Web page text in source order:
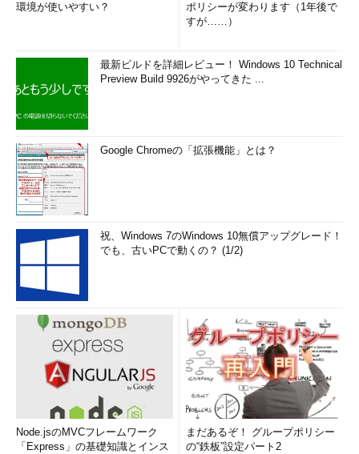
画面2Windows Server 2019 EssentialsのISOメディアは
製品版と評価版でおそらく共通。評価用のプロダクトキーを
版から製品版への移行には非対応）
逆に、製品版メディアを評価版としてインストールすることも
月かかったのかもしれません。
ちなみに、評価版としてインストールされたWindows Server
2019 Essentialsは、Windows Server 2019 Essentials製品版のプ
ロダクトキーを使用して製品版に移行することはできません。
Standardエディションの製品版プロダクトキーを使用して、
Windows Server 2019 Standardにアップグレードすることは可
能です。
一方、さらに時間がかかったWindows Server 2019評価版は、
プロダクトキーの入力が求められないタイプのものです（評価用
のプロダクトキーは事前に組み込まれています）。こちらは、
2019年1月の累積更新プログラム（KB4480116）が適用済みのイ
メージがベースとなっています（OSビルド17763.253）。もし
かすると、1月の累積更新プログラムに含まれる修正の中に、評
価版メディアの問題の修正があり、それを待っていたのかもしれ
ません。これは、あくまでも筆者の想像です（ 画面3）。
環境が使いやすい？
ポリシーが変わります（1年後で
すが……）
最新ビルドを詳細レビュー！ Windows 10 Technical
Preview Build 9926がやってきた ...
Google Chromeの「拡張機能」とは？
祝、Windows 7のWindows 10無償アップグレード！
でも、古いPCで動くの？ (1/2)
Node.jsのMVCフレームワーク
「Express」の基礎知識とインス
まだあるぞ！ グループポリシー
の“鉄板”設定パート2